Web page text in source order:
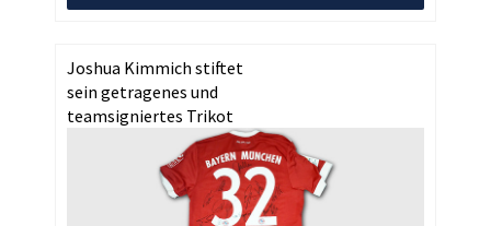
Joshua Kimmich stiftet
sein getragenes und
teamsigniertes Trikot